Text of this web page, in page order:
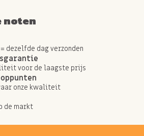
noten
dezelfde dag verzonden
voor de laagste prijs
onze kwaliteit
de markt